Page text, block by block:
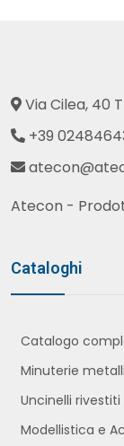
Via Cilea, 40
+39
Atecon -
Cataloghi
Catalogo
Minuterie
Uncinelli rivestiti
Modellistica e